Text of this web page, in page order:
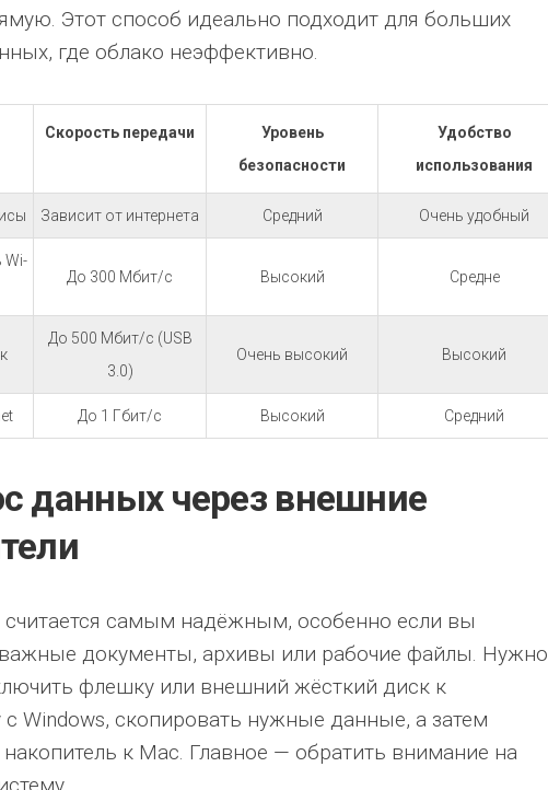
Этот способ идеально подходит для больших
где облако неэффективно.
Скорость передачи
Уровень
безопасности
Удобство
использования
Зависит от интернета Средний Очень удобный
Wi-
До 300 Мбит/с Высокий Средне
До 500 Мбит/с (USB
3.0)
Очень высокий Высокий
До 1 Гбит/с Высокий Средний
данных через внешние
считается самым надёжным, особенно если вы
документы, архивы или рабочие файлы. Нужно
флешку или внешний жёсткий диск к
Windows, скопировать нужные данные, а затем
к Mac. Главное — обратить внимание на